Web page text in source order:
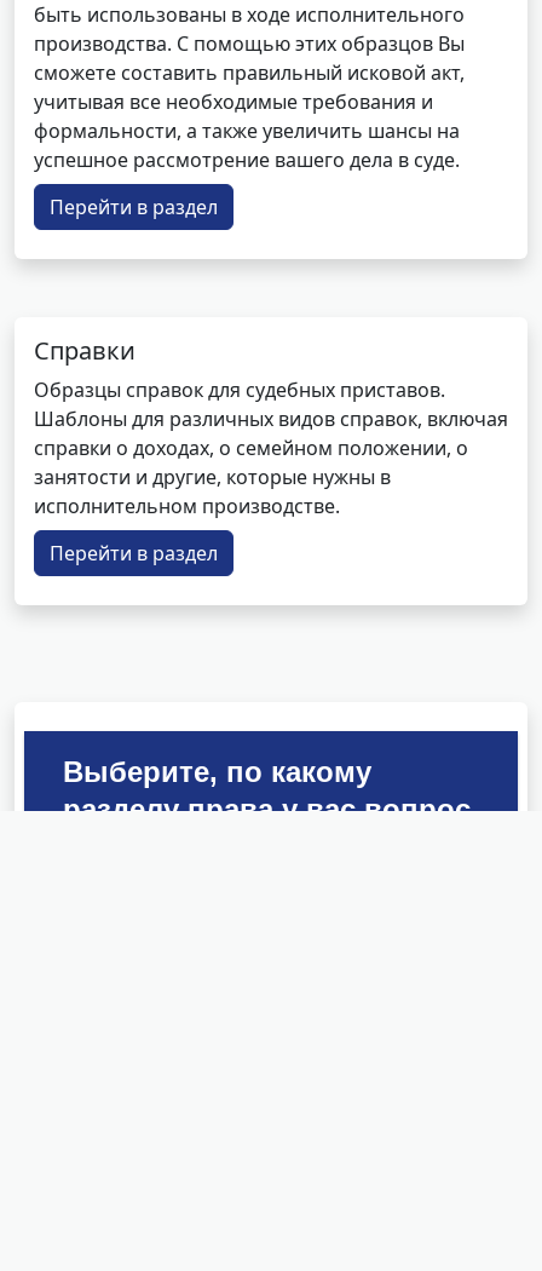
быть использованы в ходе исполнительного
производства. С помощью этих образцов Вы
сможете составить правильный исковой акт,
учитывая все необходимые требования и
формальности, а также увеличить шансы на
успешное рассмотрение вашего дела в суде.
Перейти в раздел
Справки
Образцы справок для судебных приставов.
Шаблоны для различных видов справок, включая
справки о доходах, о семейном положении, о
занятости и другие, которые нужны в
исполнительном производстве.
Перейти в раздел